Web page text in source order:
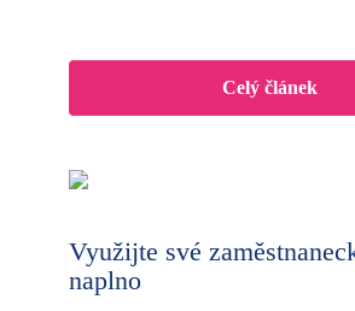
Celý článek
Využijte své
naplno